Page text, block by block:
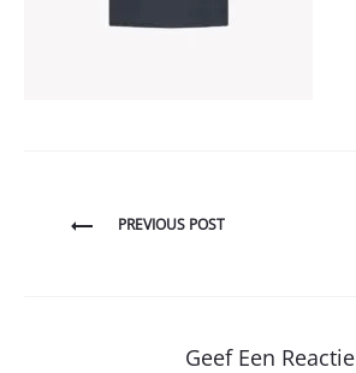
BerichtPREVIOUS POST
Geef Een Reactie